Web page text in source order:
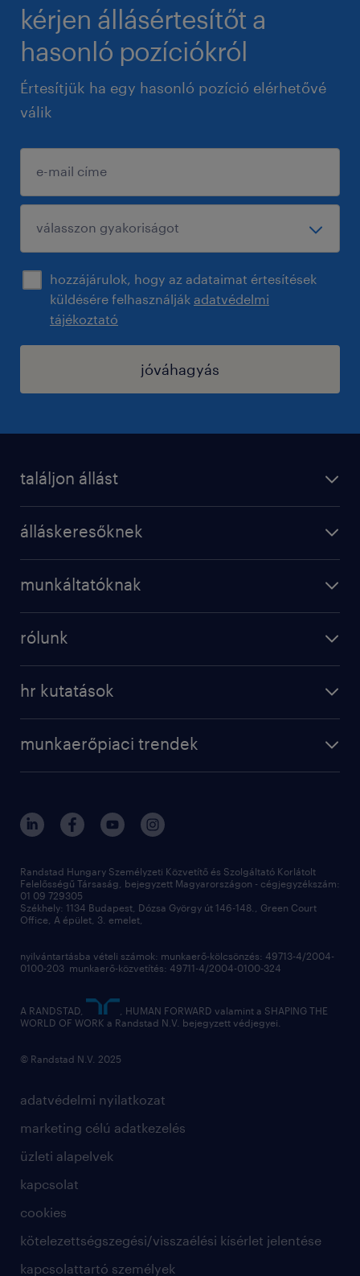
kérjen állásértesítőt a
hasonló pozíciókról
Értesítjük ha egy hasonló pozíció elérhetővé
válik
hozzájárulok, hogy az adataimat értesítések
küldésére felhasználják adatvédelmi
tájékoztató
jóváhagyás
találjon állást
álláskeresőknek
karrier tippek
kapcsolat
munkáltatóknak
operational
kapcsolat
rólunk
hr kutatások
employer brand research
munkaerőpiaci trendek
hr kutatások
kiválasztás
megtartás
munkahelyi teljesítmény
toborzás
munkaerőpiac
hírlevél
adatvédelmi nyilatkozat
marketing célú adatkezelés
üzleti alapelvek
kapcsolat
cookies
kötelezettségszegési/visszaélési kísérlet jelentése
kapcsolattartó személyek
Randstad Hungary Személyzeti Közvetítő és Szolgáltató Korlátolt
Felelősségű Társaság, bejegyzett Magyarországon - cégjegyzékszám:
01 09 729305
Székhely: 1134 Budapest, Dózsa György út 146-148., Green Court
Office, A épület, 3. emelet,
nyilvántartásba vételi számok: munkaerő-kölcsönzés: 49713-4/2004-
0100-203 munkaerő-közvetítés: 49711-4/2004-0100-324
A RANDSTAD,
, HUMAN FORWARD valamint a SHAPING THE
WORLD OF WORK a Randstad N.V. bejegyzett védjegyei.
© Randstad N.V. 2025